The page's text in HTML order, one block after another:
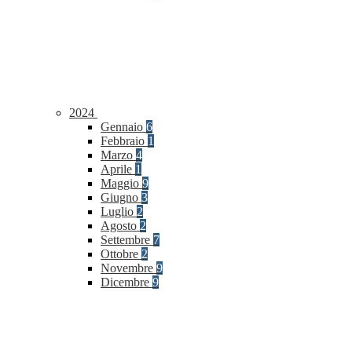
2024
Gennaio 6
Febbraio 1
Marzo 4
Aprile 1
Maggio 9
Giugno 3
Luglio 2
Agosto 2
Settembre 7
Ottobre 2
Novembre 9
Dicembre 9